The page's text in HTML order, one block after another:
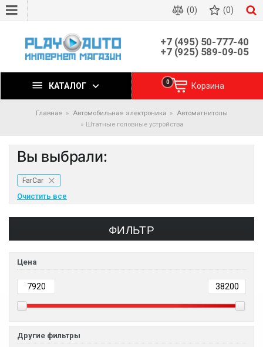
(0) (0)
+7 (495) 50-777-40
+7 (925) 589-09-05
КАТАЛОГ Корзина
0
Главная Автомобильная электроника
Автомагнитолы
Штатные головные устройства
Вы выбрали:
FarCar
Очистить все
ФИЛЬТР
Цена
Другие фильтры